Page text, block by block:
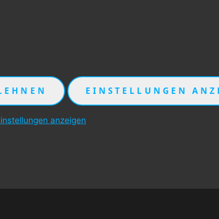
EINSTELLUNGEN
anzeigen